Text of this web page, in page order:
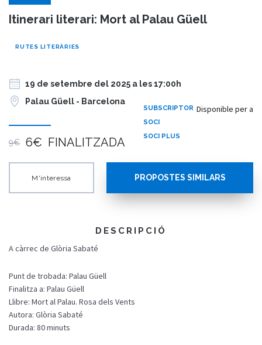
Itinerari literari: Mort al Palau Güell
RUTES LITERÀRIES
19 de setembre del 2025 a les 17:00h
Palau Güell - Barcelona
9€ 6€ FINALITZADA
Disponible per a
SUBSCRIPTOR
SOCI
SOCI PLUS
M'interessa PROPOSTES SIMILARS
DESCRIPCIÓ
A càrrec de Glòria Sabaté
Punt de trobada: Palau Güell
Finalitza a: Palau Güell
Llibre: Mort al Palau. Rosa dels Vents
Autora: Glòria Sabaté
Durada: 80 minuts